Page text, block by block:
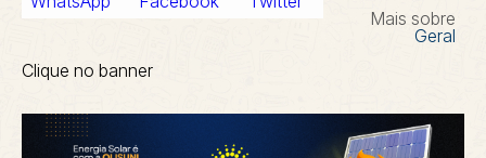
Mais sobre
Geral
Clique no banner